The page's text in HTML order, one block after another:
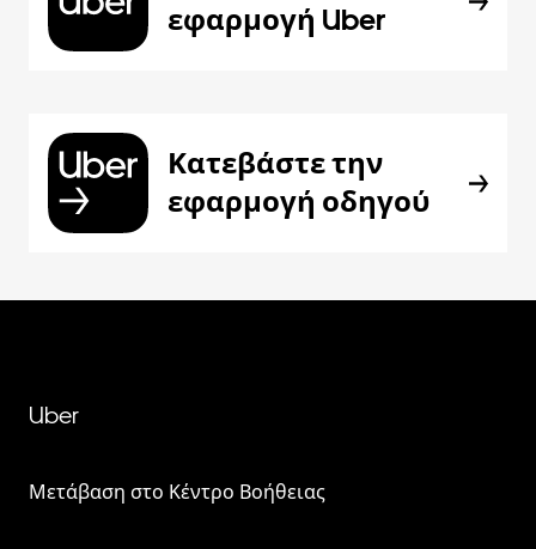
εφαρμογή Uber
Κατεβάστε την
εφαρμογή οδηγού
Uber
Μετάβαση στο Κέντρο Βοήθειας